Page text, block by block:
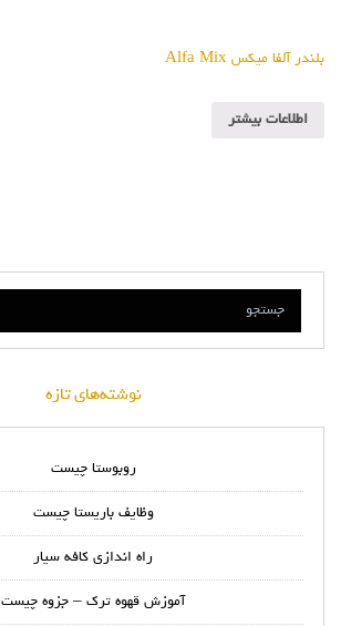
بلندر آلفا میکس Alfa Mix
اطلاعات بیشتر
نوشته‌های تازه
روبوستا چیست
وظایف باریستا چیست
راه اندازی کافه سیار
آموزش قهوه ترک – جزوه چیست